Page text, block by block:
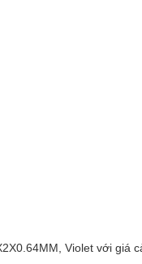
Violet với giá